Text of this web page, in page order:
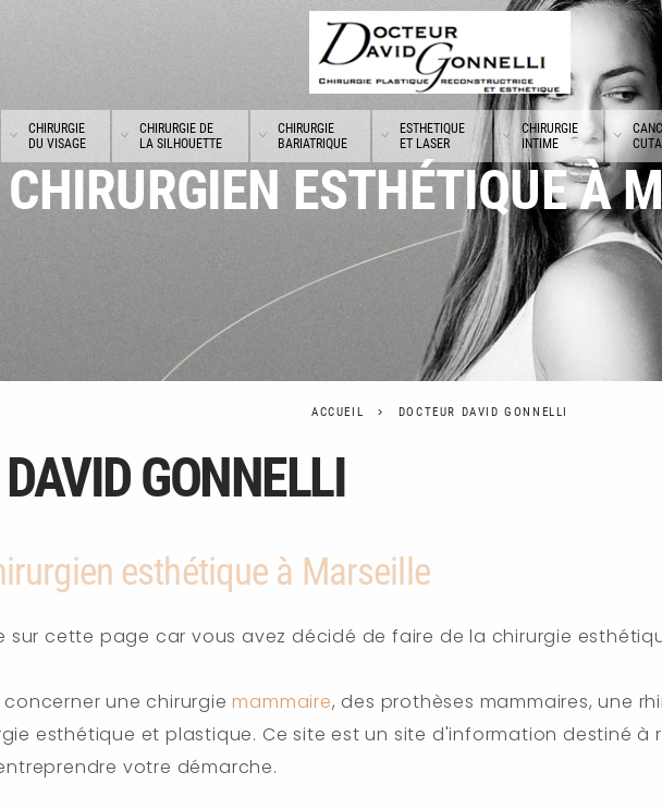
CHIRURGIE
DU VISAGE
CHIRURGIE DE
LA SILHOUETTE
CHIRURGIE
BARIATRIQUE
ESTHETIQUE
ET LASER
CHIRURGIE
INTIME
CHIRURGIEN ESTHÉTIQUE À
ACCUEIL DOCTEUR DAVID GONNELLI
GONNELLI
esthétique à Marseille
sur cette page car vous avez décidé de faire de la chirurgie
une chirurgiemammaire, des prothèses mammaires, une
esthétique et plastique. Ce site est un site d'information destiné à
votre démarche.